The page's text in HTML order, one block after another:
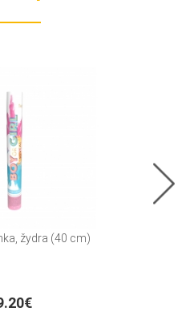
žydra (40 cm)